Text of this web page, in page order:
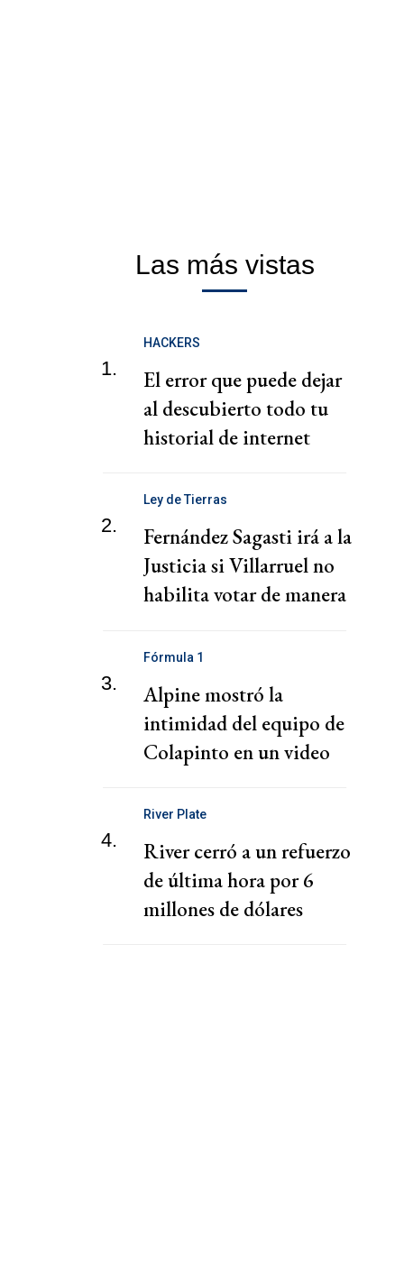
Las más vistas
1.
HACKERS
El error que puede dejar
al descubierto todo tu
historial de internet
2.
Ley de Tierras
Fernández Sagasti irá a la
Justicia si Villarruel no
habilita votar de manera
3.
Fórmula 1
Alpine mostró la
intimidad del equipo de
Colapinto en un video
4.
River Plate
River cerró a un refuerzo
de última hora por 6
millones de dólares